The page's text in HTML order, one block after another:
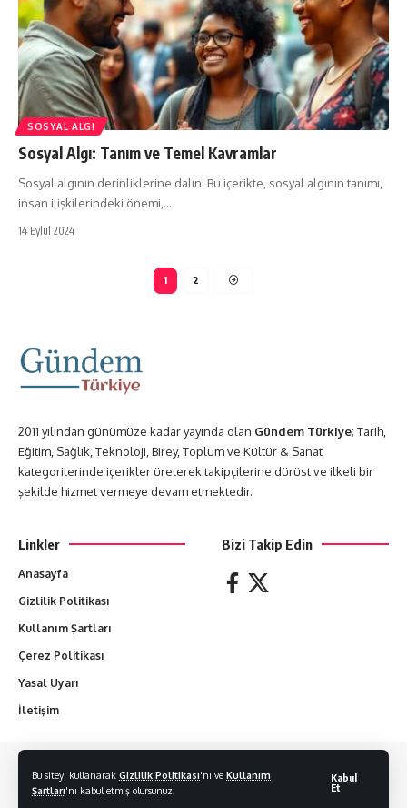
Bu siteyi kullanarak Gizlilik Politikası'nı ve Kullanım
Şartları'nı kabul etmiş olursunuz.
Kabul
Et
SOSYAL ALGI
Sosyal Algı: Tanım ve Temel Kavramlar
Sosyal algının derinliklerine dalın! Bu içerikte, sosyal algının tanımı,
insan ilişkilerindeki önemi,…
14 Eylül 2024
1 2
2011 yılından günümüze kadar yayında olan Gündem Türkiye; Tarih,
Eğitim, Sağlık, Teknoloji, Birey, Toplum ve Kültür & Sanat
kategorilerinde içerikler üreterek takipçilerine dürüst ve ilkeli bir
şekilde hizmet vermeye devam etmektedir.
Linkler
Anasayfa
Gizlilik Politikası
Kullanım Şartları
Çerez Politikası
Yasal Uyarı
İletişim
Bizi Takip Edin
kopyalanamaz.
© 2011-2024 Gündem Türkiye